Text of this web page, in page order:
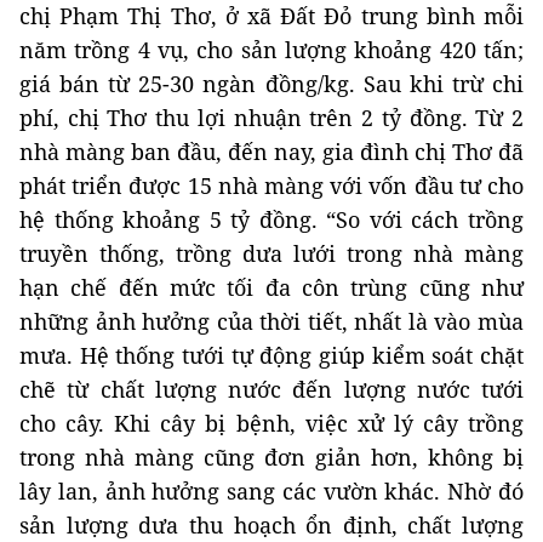
chị Phạm Thị Thơ, ở xã Đất Đỏ trung bình mỗi
năm trồng 4 vụ, cho sản lượng khoảng 420 tấn;
giá bán từ 25-30 ngàn đồng/kg. Sau khi trừ chi
phí, chị Thơ thu lợi nhuận trên 2 tỷ đồng. Từ 2
nhà màng ban đầu, đến nay, gia đình chị Thơ đã
phát triển được 15 nhà màng với vốn đầu tư cho
hệ thống khoảng 5 tỷ đồng. “So với cách trồng
truyền thống, trồng dưa lưới trong nhà màng
hạn chế đến mức tối đa côn trùng cũng như
những ảnh hưởng của thời tiết, nhất là vào mùa
mưa. Hệ thống tưới tự động giúp kiểm soát chặt
chẽ từ chất lượng nước đến lượng nước tưới
cho cây. Khi cây bị bệnh, việc xử lý cây trồng
trong nhà màng cũng đơn giản hơn, không bị
lây lan, ảnh hưởng sang các vườn khác. Nhờ đó
sản lượng dưa thu hoạch ổn định, chất lượng